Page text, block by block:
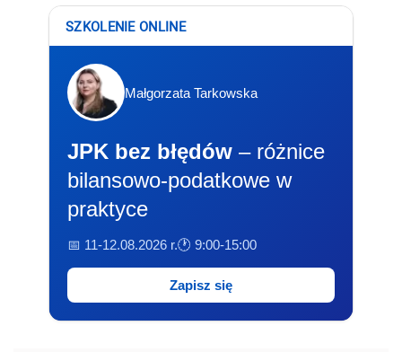
SZKOLENIE ONLINE
Małgorzata Tarkowska
JPK bez błędów – różnice
bilansowo-podatkowe w
praktyce
📅 11-12.08.2026 r.🕐 9:00-15:00
Zapisz się